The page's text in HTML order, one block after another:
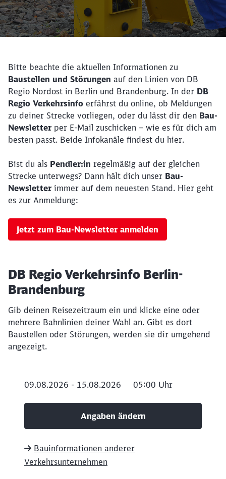
Bitte beachte die aktuellen Informationen zu
Baustellen und Störungen auf den Linien von DB
Regio Nordost in Berlin und Brandenburg. In der DB
Regio Verkehrsinfo erfährst du online, ob Meldungen
zu deiner Strecke vorliegen, oder du lässt dir den Bau-
Newsletter per E-Mail zuschicken – wie es für dich am
besten passt. Beide Infokanäle findest du hier.
Bist du als Pendler:in regelmäßig auf der gleichen
Strecke unterwegs? Dann hält dich unser Bau-
Newsletter immer auf dem neuesten Stand. Hier geht
es zur Anmeldung:
Jetzt zum Bau-Newsletter anmelden
DB Regio Verkehrsinfo Berlin-
Brandenburg
Gib deinen Reisezeitraum ein und klicke eine oder
mehrere Bahnlinien deiner Wahl an. Gibt es dort
Baustellen oder Störungen, werden sie dir umgehend
angezeigt.
09.08.2026 - 15.08.2026 05:00 Uhr
Angaben ändern
Bauinformationen anderer
Verkehrsunternehmen